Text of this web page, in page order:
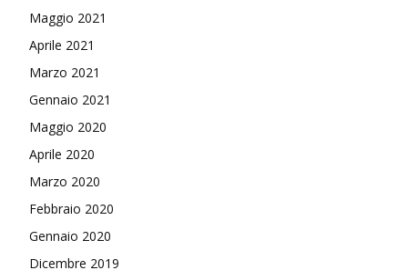
Maggio 2021
Aprile 2021
Marzo 2021
Gennaio 2021
Maggio 2020
Aprile 2020
Marzo 2020
Febbraio 2020
Gennaio 2020
Dicembre 2019